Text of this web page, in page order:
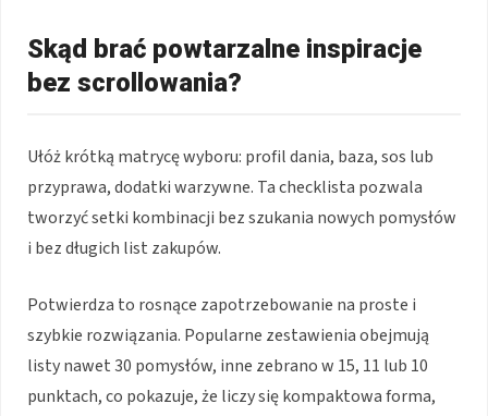
Skąd brać powtarzalne inspiracje
bez scrollowania?
Ułóż krótką matrycę wyboru: profil dania, baza, sos lub
przyprawa, dodatki warzywne. Ta checklista pozwala
tworzyć setki kombinacji bez szukania nowych pomysłów
i bez długich list zakupów.
Potwierdza to rosnące zapotrzebowanie na proste i
szybkie rozwiązania. Popularne zestawienia obejmują
listy nawet 30 pomysłów, inne zebrano w 15, 11 lub 10
punktach, co pokazuje, że liczy się kompaktowa forma,